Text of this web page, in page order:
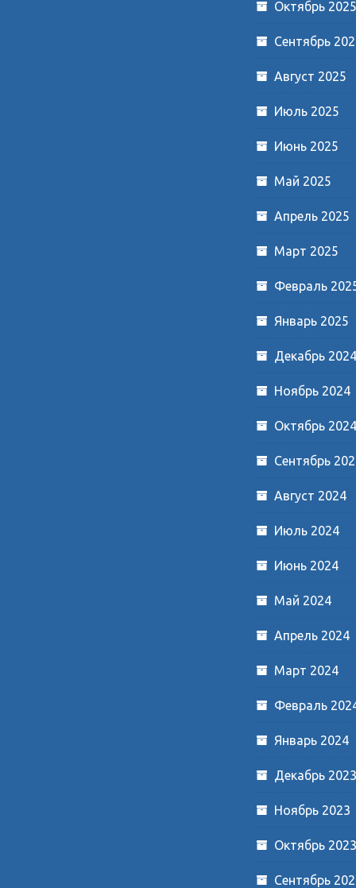
Октябрь 2025
Сентябрь
Август 2025
Июль 2025
Июнь 2025
Май 2025
Апрель 2025
Март 2025
Февраль
Январь 2025
Декабрь 2024
Ноябрь 2024
Октябрь 2024
Сентябрь
Август 2024
Июль 2024
Июнь 2024
Май 2024
Апрель 2024
Март 2024
Февраль
Январь 2024
Декабрь 2023
Ноябрь 2023
Октябрь 2023
Сентябрь